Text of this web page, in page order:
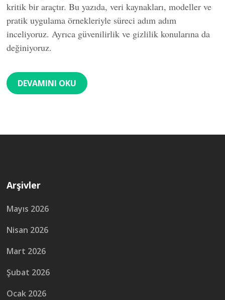
kritik bir araçtır. Bu yazıda, veri kaynakları, modeller ve
pratik uygulama örnekleriyle süreci adım adım
inceliyoruz. Ayrıca güvenilirlik ve gizlilik konularına da
değiniyoruz.
DEVAMINI OKU
Arşivler
Mayıs 2026
Nisan 2026
Mart 2026
Şubat 2026
Ocak 2026